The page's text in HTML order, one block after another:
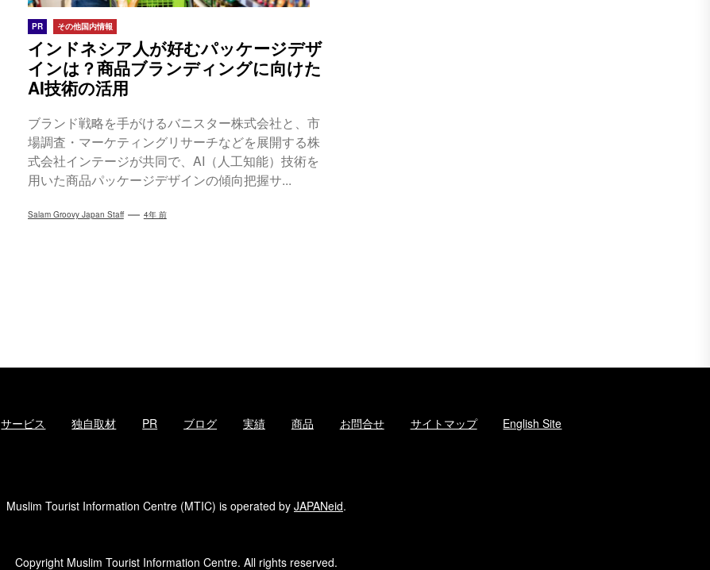
PR その他国内情報
インドネシア人が好むパッケージデザ
インは？商品ブランディングに向けた
AI技術の活用
ブランド戦略を手がけるバニスター株式会社と、市
場調査・マーケティングリサーチなどを展開する株
式会社インテージが共同で、AI（人工知能）技術を
用いた商品パッケージデザインの傾向把握サ...
Salam Groovy Japan Staff 4年 前
サービス 独自取材 PR ブログ 実績 商品 お問合せ サイトマップ English Site
Muslim Tourist Information Centre (MTIC) is operated by JAPANeid.
Copyright Muslim Tourist Information Centre. All rights reserved.